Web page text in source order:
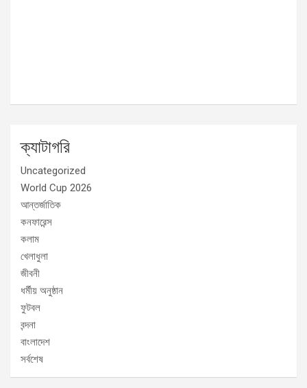
ক্যাটাগরি
Uncategorized
World Cup 2026
আন্তর্জাতিক
কনফারেন্স
কলাম
খেলাধুলা
জীবনী
ধর্মীয় অনুষ্ঠান
ফুটবল
বন্দনা
বাংলাদেশ
সর্বশেষ